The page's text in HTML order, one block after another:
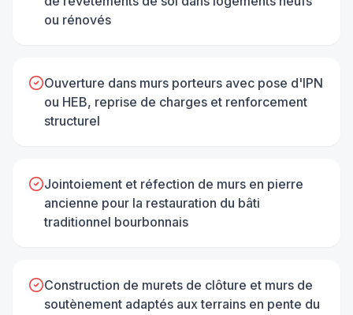
ou rénovés
Ouverture dans murs porteurs avec pose d'IPN
ou HEB, reprise de charges et renforcement
structurel
Jointoiement et réfection de murs en pierre
ancienne pour la restauration du bâti
traditionnel bourbonnais
Construction de murets de clôture et murs de
soutènement adaptés aux terrains en pente du